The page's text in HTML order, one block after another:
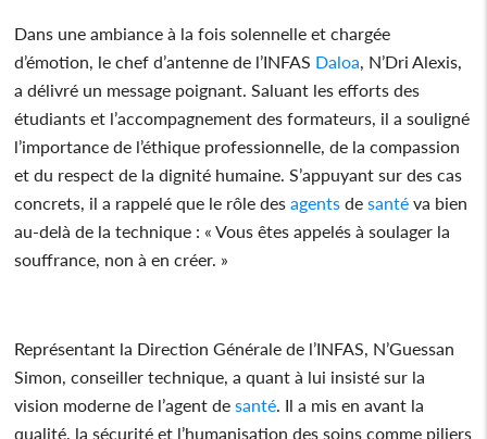
Dans une ambiance à la fois solennelle et chargée
d’émotion, le chef d’antenne de l’INFAS Daloa, N’Dri Alexis,
a délivré un message poignant. Saluant les efforts des
étudiants et l’accompagnement des formateurs, il a souligné
l’importance de l’éthique professionnelle, de la compassion
et du respect de la dignité humaine. S’appuyant sur des cas
concrets, il a rappelé que le rôle des agents de santé va bien
au-delà de la technique : « Vous êtes appelés à soulager la
souffrance, non à en créer. »
Représentant la Direction Générale de l’INFAS, N’Guessan
Simon, conseiller technique, a quant à lui insisté sur la
vision moderne de l’agent de santé. Il a mis en avant la
qualité, la sécurité et l’humanisation des soins comme piliers